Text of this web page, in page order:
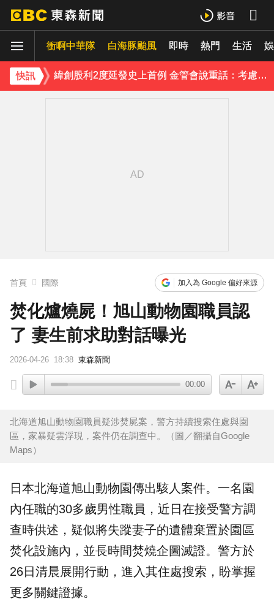
衝啊中華隊 白海豚颱風 即時 熱門 生活
快訊
防空演習登場！高雄街頭瞬間淨空 直擊畫面曝光
緯創股利2度延發史上首例 金管會說重話：考慮收回股務自辦
《理財達人秀》X 安聯投信免費講座報名中！搶先卡位 2027
首頁 國際 加入為 Google 偏好來源
焚化爐燒屍！旭山動物園職員認
了 妻生前求助對話曝光
2026-04-26 18:38 東森新聞
00:00
北海道旭山動物園職員疑涉焚屍案，警方持續搜索住處與園
區，家暴疑雲浮現，案件仍在調查中。（圖／翻攝自Google
Maps）
日本北海道旭山動物園傳出駭人案件。一名園
內任職的30多歲男性職員，近日在接受警方調
查時供述，疑似將失蹤妻子的遺體棄置於園區
焚化設施內，並長時間焚燒企圖滅證。警方於
26日清晨展開行動，進入其住處搜索，盼掌握
更多關鍵證據。